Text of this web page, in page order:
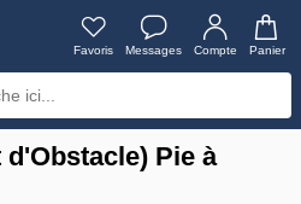
Favoris Messages Compte Panier
d'Obstacle) Pie à